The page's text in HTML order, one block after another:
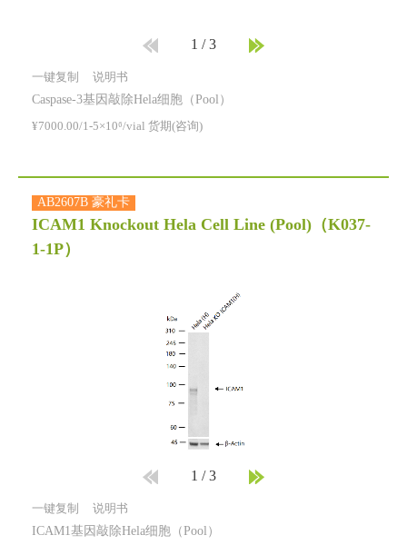
1 /3
一键复制 说明书
Caspase-3基因敲除Hela细胞（Pool）
¥7000.00/1-5×10⁶/vial 货期(咨询)
AB2607B 豪礼卡
ICAM1 Knockout Hela Cell Line (Pool) （K037-
1-1P）
1 /3
一键复制 说明书
ICAM1基因敲除Hela细胞（Pool）